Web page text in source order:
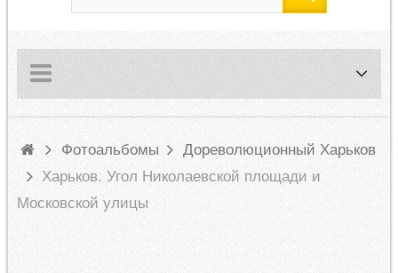
Фотоальбомы
Дореволюционный Харьков
Харьков. Угол Николаевской площади и
Московской улицы